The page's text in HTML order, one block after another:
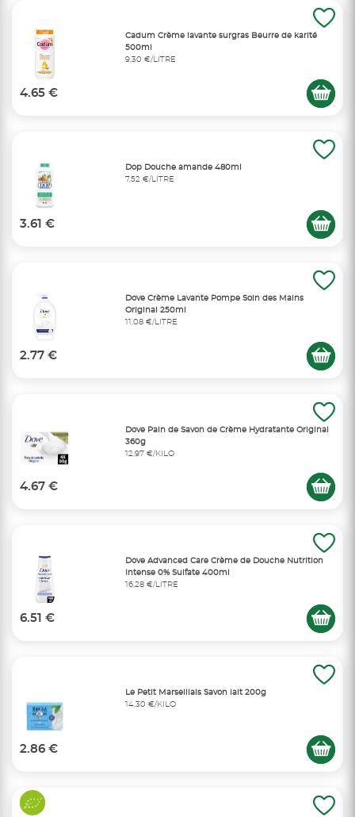
Cadum Crème lavante surgras Beurre de karité
500ml
9,30 €/LITRE
4.65 €
Dop Douche amande 480ml
7,52 €/LITRE
3.61 €
Dove Crème Lavante Pompe Soin des Mains
Original 250ml
11,08 €/LITRE
2.77 €
Dove Pain de Savon de Crème Hydratante Original
360g
12,97 €/KILO
4.67 €
Dove Advanced Care Crème de Douche Nutrition
Intense 0% Sulfate 400ml
16,28 €/LITRE
6.51 €
Le Petit Marseillais Savon lait 200g
14,30 €/KILO
2.86 €